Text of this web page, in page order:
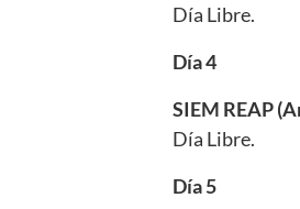
Día Libre.
Día 4
SIEM REAP
Día Libre.
Día 5